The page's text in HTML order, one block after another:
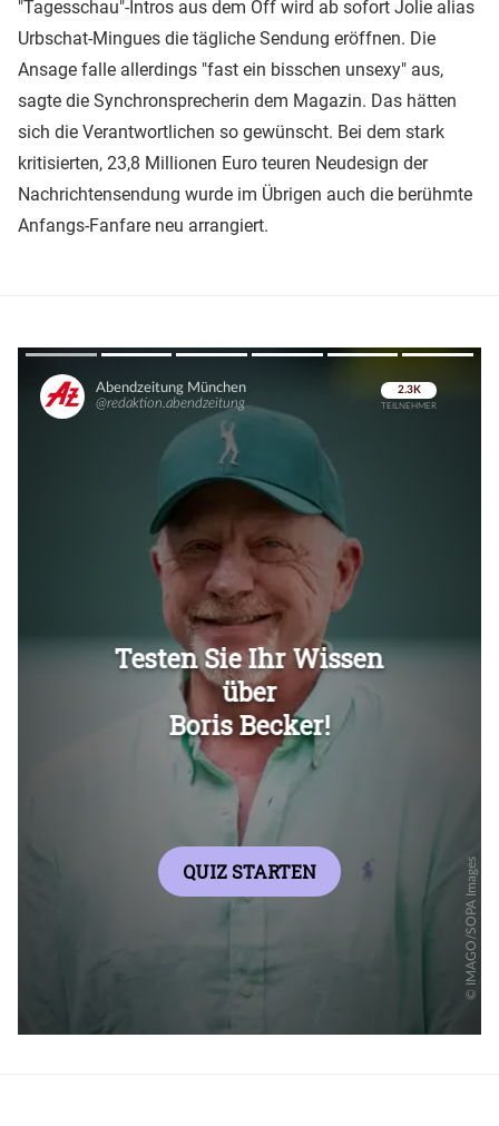
"Tagesschau"-Intros aus dem Off wird ab sofort Jolie alias
Urbschat-Mingues die tägliche Sendung eröffnen. Die
Ansage falle allerdings "fast ein bisschen unsexy" aus,
sagte die Synchronsprecherin dem Magazin. Das hätten
sich die Verantwortlichen so gewünscht. Bei dem stark
kritisierten, 23,8 Millionen Euro teuren Neudesign der
Nachrichtensendung wurde im Übrigen auch die berühmte
Anfangs-Fanfare neu arrangiert.
Überspringen